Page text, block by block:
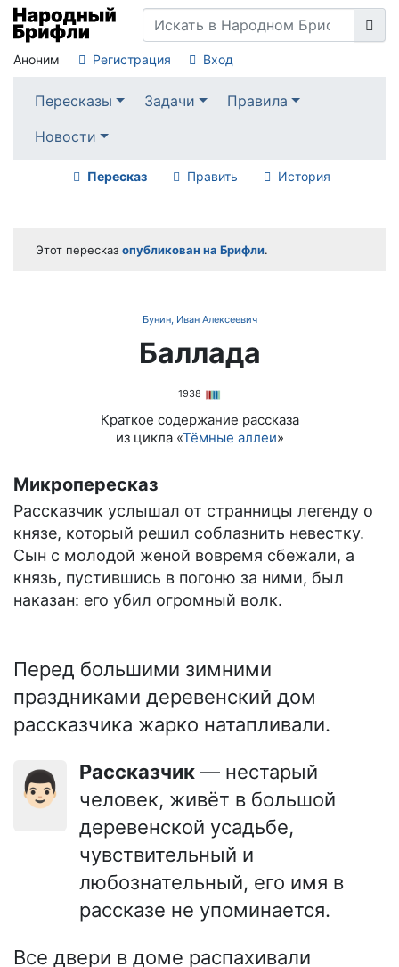
Аноним Регистрация Вход
Пересказы Задачи
Правила
Новости
Пересказ Править История
Этот пересказ опубликован на Брифли.
Бунин, Иван Алексеевич
Баллада
1938
Краткое содержание рассказа
из цикла «Тёмные аллеи»
Микропересказ
Рассказчик услышал от странницы легенду о
князе, который решил соблазнить невестку.
Сын с молодой женой вовремя сбежали, а
князь, пустившись в погоню за ними, был
наказан: его убил огромный волк.
Перед большими зимними
праздниками деревенский дом
рассказчика жарко натапливали.
👨🏻 Рассказчик — нестарый
человек, живёт в большой
деревенской усадьбе,
чувствительный и
любознательный, его имя в
рассказе не упоминается.
Все двери в доме распахивали